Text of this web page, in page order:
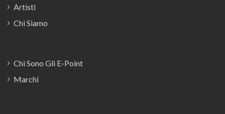
Artisti
Chi Siamo
Chi Sono Gli E-Point
Marchi